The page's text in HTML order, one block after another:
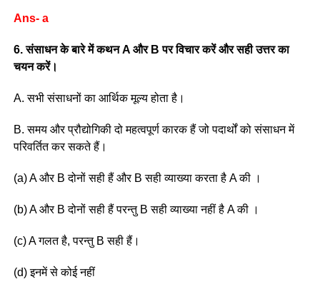
Ans- a
6. संसाधन के बारे में कथन A और B पर विचार करें और सही उत्तर का
चयन करें।
A. सभी संसाधनों का आर्थिक मूल्य होता है।
B. समय और प्रौद्योगिकी दो महत्वपूर्ण कारक हैं जो पदार्थों को संसाधन में
परिवर्तित कर सकते हैं।
(a) A और B दोनों सही हैं और B सही व्याख्या करता है A की ।
(b) A और B दोनों सही हैं परन्तु B सही व्याख्या नहीं है A की ।
(c) A गलत है, परन्तु B सही हैं।
(d) इनमें से कोई नहीं